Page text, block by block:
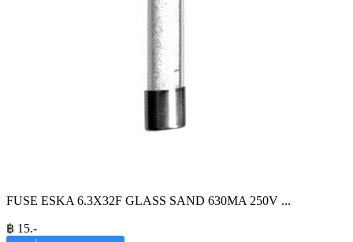
FUSE ESKA 6.3X32F GLASS SAND 630MA 250V ...
฿ 15.-